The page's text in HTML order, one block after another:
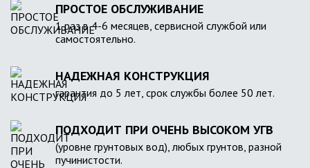
ПРОСТОЕ ОБСЛУЖИВАНИЕ
1 раз в 4-6 месяцев, сервисной службой или
самостоятельно.
НАДЕЖНАЯ КОНСТРУКЦИЯ
гарантия до 5 лет, срок службы более 50 лет.
ПОДХОДИТ ПРИ ОЧЕНЬ ВЫСОКОМ УГВ
(уровне грунтовых вод), любых грунтов, разной
пучинистости.